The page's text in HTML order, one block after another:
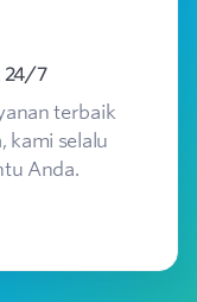
24/7
terbaik
kami selalu
Anda.